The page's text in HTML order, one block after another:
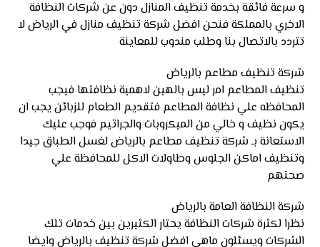
و سرعة فائقة بخدمة تنظيف المنازل دون عن شركات النظافة
الاخري بالمملكة فنحن افضل شركة تنظيف منازل في الرياض لا
تتردد بالاتصال بنا وطلب مندوب للمعاينة
شركة تنظيف مطاعم بالرياض
تنظيف المطاعم امر ليس بالهين لاهمية نظافتها فيجب
المحافظه علي نظافة المطاعم فتقديم الطعام للزبائن يجب ان
يكون نظيف و خالي من الميكروبات والجراثيم فوجب عليك
الاستعانة بـ شركة تنظيف مطاعم بالرياض لغسل الطباق جيدا
وتنظيف اماكن الجلوس وطاولات الاكل للمحافظة علي
صحتهم
شركة النظافة العامة بالرياض
نظرا لكثرة شركات النظافة يحتار الكثيرين بين خدمات تلك
الشركات ويسئلون ماهي افضل شركة تنظيف بالرياض وايضا